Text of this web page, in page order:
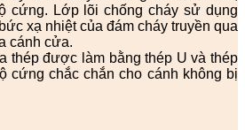
cứng. Lớp lõi chống cháy sử dụng
xạ nhiệt của đám cháy truyền qua
cánh cửa.
thép được làm bằng thép U và thép
cứng chắc chắn cho cánh không bị